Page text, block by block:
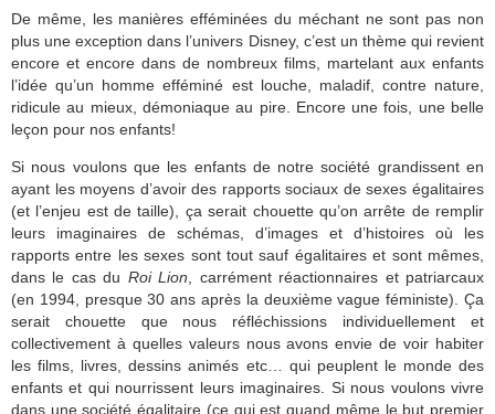
De même, les manières efféminées du méchant ne sont pas non
plus une exception dans l’univers Disney, c’est un thème qui revient
encore et encore dans de nombreux films, martelant aux enfants
l’idée qu’un homme efféminé est louche, maladif, contre nature,
ridicule au mieux, démoniaque au pire. Encore une fois, une belle
leçon pour nos enfants!
Si nous voulons que les enfants de notre société grandissent en
ayant les moyens d’avoir des rapports sociaux de sexes égalitaires
(et l’enjeu est de taille), ça serait chouette qu’on arrête de remplir
leurs imaginaires de schémas, d’images et d’histoires où les
rapports entre les sexes sont tout sauf égalitaires et sont mêmes,
dans le cas du Roi Lion, carrément réactionnaires et patriarcaux
(en 1994, presque 30 ans après la deuxième vague féministe). Ça
serait chouette que nous réfléchissions individuellement et
collectivement à quelles valeurs nous avons envie de voir habiter
les films, livres, dessins animés etc… qui peuplent le monde des
enfants et qui nourrissent leurs imaginaires. Si nous voulons vivre
dans une société égalitaire (ce qui est quand même le but premier